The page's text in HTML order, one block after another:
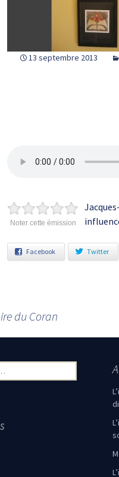
13 septembre 2013
Noter cette émission
Facebook Twitter
articles
du Coran